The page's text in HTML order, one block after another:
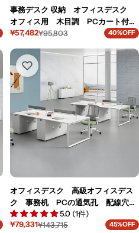
事務デスク 収納 オフィスデスク
オフィス用 木目調 PCカート付
き 引出し付き 錠付き 配線孔付
BGZ-M-130-kc
セ
ル
価
格
¥57,482
通
価
格
¥95,803 40%OFF
オフィスデスク 高級オフィスデス
ク 事務机 PCの通気孔 配線穴
収納付きデスク サイドキャビネッ
ト パーティション エコ板材 ホ
5.0 (1件)
セ
¥79,331
通
¥143,715 45%OFF